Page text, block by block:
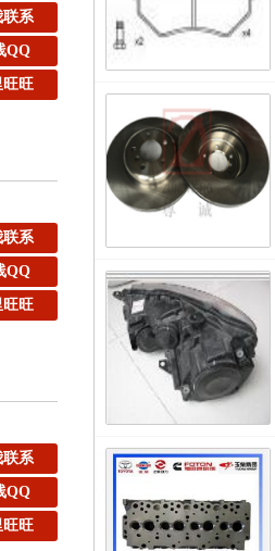
联系
QQ
旺旺
联系
QQ
旺旺
联系
QQ
旺旺